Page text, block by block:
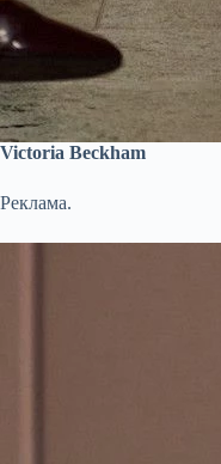
Victoria Beckham
Реклама.